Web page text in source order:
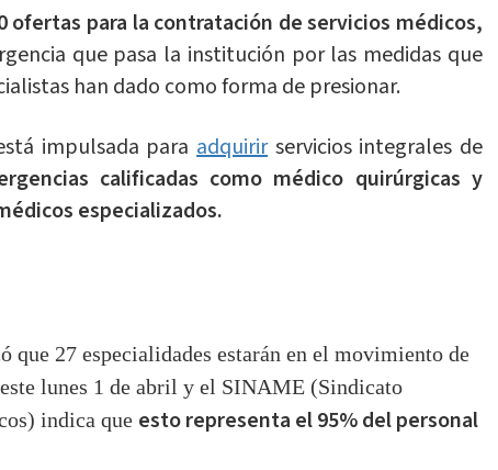
ofertas para la contratación de servicios médicos,
que pasa la institución por las medidas que
han dado como forma de presionar.
impulsada paraadquirirservicios integrales de
calificadas como médico quirúrgicas y
especializados.
que 27 especialidades estarán en el movimiento de
lunes 1 de abril y el SINAME(Sindicato
indica que esto representa el 95% del personal